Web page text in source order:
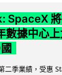
SpaceX
數據中心
二季業績，受惠